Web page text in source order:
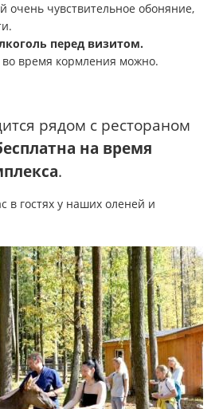
очень чувствительное обоняние,
перед визитом.
во время кормления можно.
рядом с рестораном
на время
.
в гостях у наших оленей и